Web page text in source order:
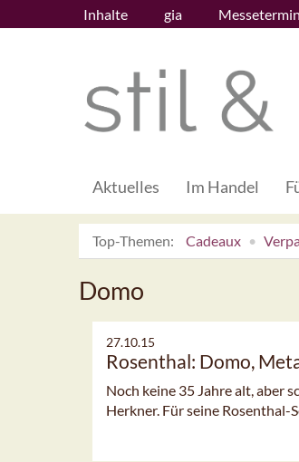
Inhalte gia
Aktuelles Im Handel
Top-Themen: Cadeaux
Domo
27.10.15
Rosenthal: Domo,
Noch keine 35 Jahre alt, aber
Herkner. Für seine Rosenthal-